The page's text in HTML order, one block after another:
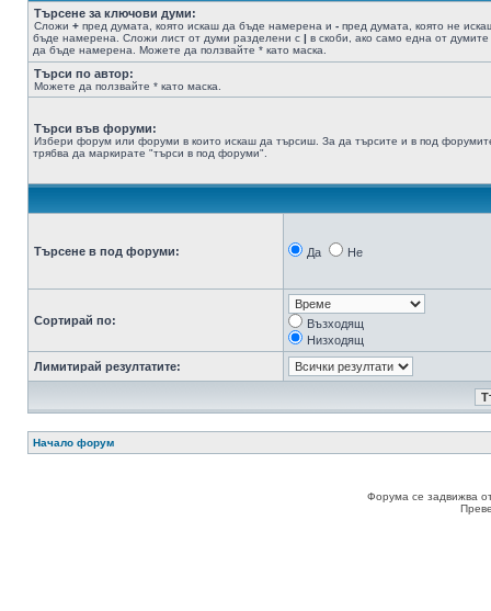
Търсене за ключови думи:
Сложи + пред думата, която искаш да бъде намерена и - пред думата, която не
бъде намерена. Сложи лист от думи разделени с | в скоби, ако само една от думите
да бъде намерена. Можете да ползвайте * като маска.
Търси по автор:
Можете да ползвайте * като маска.
Търси във форуми:
Избери форум или форуми в които искаш да търсиш. За да търсите и в под
трябва да маркирате "търси в под форуми".
Търсене в под форуми: Да Не
Сортирай по:
Възходящ
Низходящ
Лимитирай резултатите:
Начало форум
Форума се задвижва